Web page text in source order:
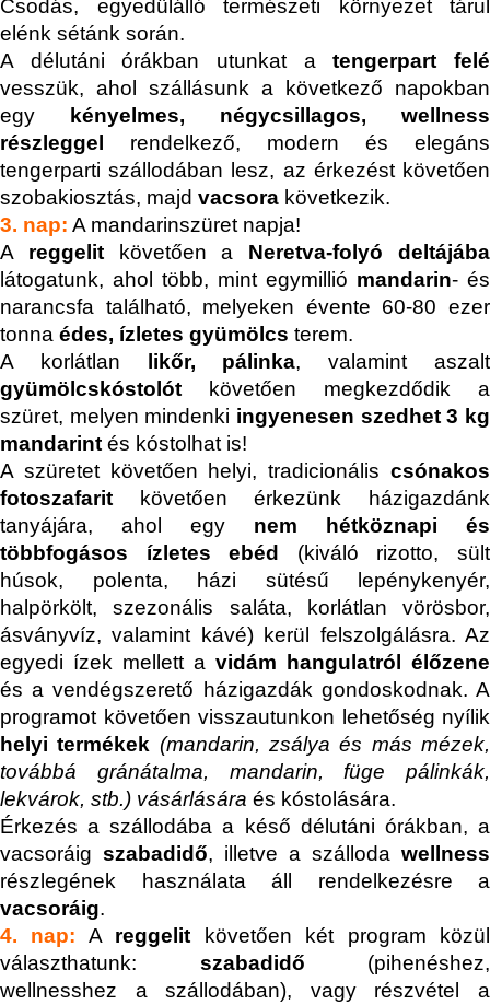
Csodás, egyedülálló természeti környezet tárul
elénk sétánk során.
A délutáni órákban utunkat atengerpart felé
vesszük, ahol szállásunk a következő napokban
egy
kényelmes, négycsillagos,
wellness
részleggel
rendelkező, modern és elegáns
tengerparti szállodában lesz, az érkezést követően
szobakiosztás, majd vacsora következik.
3. nap: A mandarinszüret napja!
A reggelitkövetően a Neretva-folyó deltájába
látogatunk, ahol több, mint egymillió mandarin- és
narancsfa található, melyeken évente 60-80 ezer
tonna édes, ízletes gyümölcs terem.
A korlátlan
likőr, pálinka, valamint aszalt
gyümölcskóstolót követően megkezdődik a
szüret, melyen mindenki ingyenesen szedhet 3 kg
mandarint és kóstolhat is!
A szüretet követően helyi, tradicionális csónakos
fotoszafarit követően érkezünk házigazdánk
tanyájára, ahol egy nem hétköznapi és
többfogásos ízletes
ebéd (kiváló rizotto, sült
húsok, polenta, házi sütésű lepénykenyér,
halpörkölt, szezonális saláta, korlátlan vörösbor,
ásványvíz, valamint kávé) kerül felszolgálásra.Az
egyedi ízek mellett a vidám hangulatról élőzene
és a vendégszerető házigazdák gondoskodnak. A
programot követően visszautunkon lehetőség nyílik
helyi termékek (mandarin, zsálya és más mézek,
továbbá gránátalma, mandarin, füge pálinkák,
lekvárok, stb.) vásárlására és kóstolására.
Érkezés a szállodába a késő délutáni órákban, a
vacsoráig szabadidő, illetve a szálloda wellness
részlegének használata áll rendelkezésre a
vacsoráig.
4. nap:
A reggelit követően két program közül
választhatunk: szabadidő (pihenéshez,
wellnesshez a szállodában), vagy részvétel a